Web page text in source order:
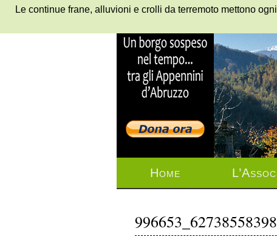
Home
Le continue frane, alluvioni e crolli da terremoto mettono